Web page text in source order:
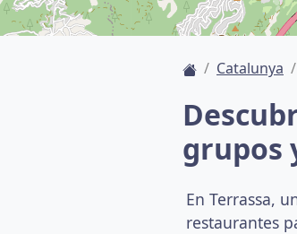
Catalunya
grupos
En Terrassa,
restaurantes